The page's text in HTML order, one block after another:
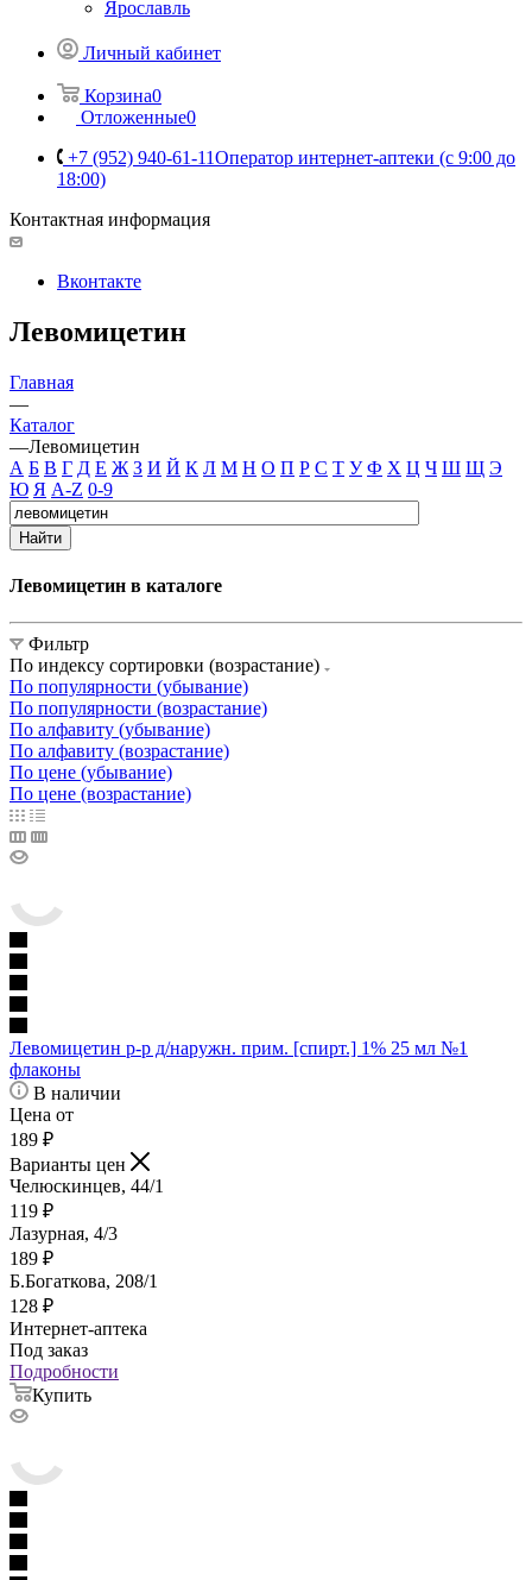
Ярославль
Личный кабинет
Корзина0
Отложенные0
+7 (952) 940-61-11Оператор интернет-аптеки (с 9:00 до
18:00)
Контактная информация
Вконтакте
Левомицетин
Главная
—
Каталог
—Левомицетин
А Б В Г Д Е Ж З И Й К Л М Н О П Р С Т У Ф Х Ц Ч Ш Щ Э
Ю Я A-Z 0-9
Найти
Левомицетин в каталоге
Фильтр
По индексу сортировки (возрастание)
По популярности (убывание)
По популярности (возрастание)
По алфавиту (убывание)
По алфавиту (возрастание)
По цене (убывание)
По цене (возрастание)
Левомицетин р-р д/наружн. прим. [спирт.] 1% 25 мл №1
флаконы
В наличии
Цена от
189 ₽
Варианты цен
Челюскинцев, 44/1
119 ₽
Лазурная, 4/3
189 ₽
Б.Богаткова, 208/1
128 ₽
Интернет-аптека
Под заказ
Подробности
Купить